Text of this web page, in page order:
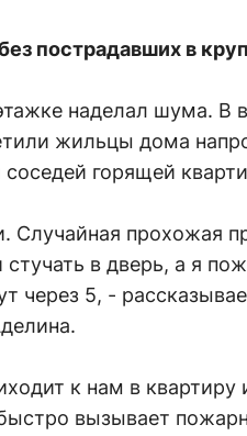
пострадавших в
наделал шума. В
жильцы дома
соседей горящей
Случайная прохожая
в дверь, а я
через 5, -
к нам в квартиру
вызывает